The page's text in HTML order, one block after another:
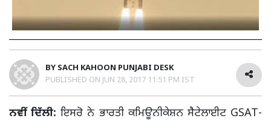
BY SACH KAHOON PUNJABI DESK
PUBLISHED ON JUN 28, 2017 11:51 PM IST
ਨਵੀਂ ਦਿੱਲੀ: ਇਸਰੋ ਨੇ ਭਾਰਤੀ ਕਮਿਊਨੀਕੇਸ਼ਨ ਸੈਟੇਲਾਈਟ GSAT-